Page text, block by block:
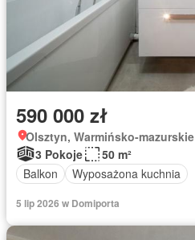
590 000 zł
Olsztyn, Warmińsko-mazurskie
3 Pokoje
50 m²
Balkon
Wyposażona kuchnia
5 lip 2026 w Domiporta